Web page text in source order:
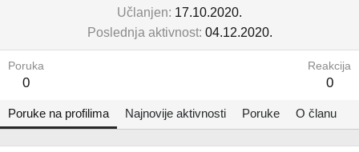
Učlanjen 17.10.2020.
Poslednja aktivnost 04.12.2020.
Poruka
0
Reakcija
0
Poruke na profilima Najnovije aktivnosti Poruke O članu